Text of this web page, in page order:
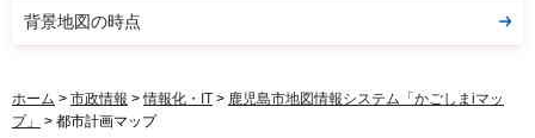
背景地図の時点
ホーム > 市政情報 >情報化・IT > 鹿児島市地図情報システム「かごしまiマッ
プ」
> 都市計画マップ